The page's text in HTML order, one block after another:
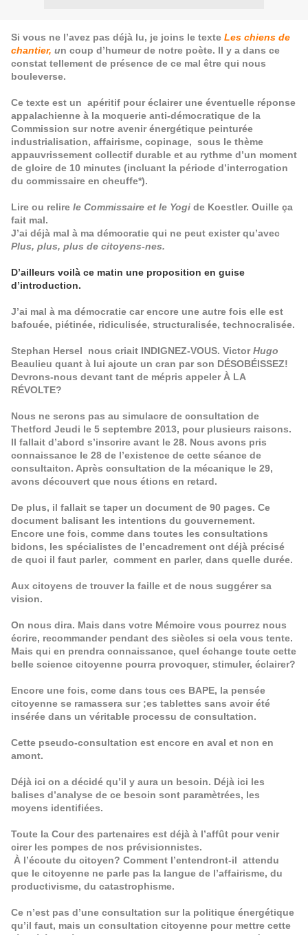
Si vous ne l’avez pas déjà lu, je joins le texte Les chiens de
chantier, un coup d’humeur de notre poète. Il y a dans ce
constat tellement de présence de ce mal être qui nous
bouleverse.
Ce texte est un apéritif pour éclairer une éventuelle réponse
appalachienne à la moquerie anti-démocratique de la
Commission sur notre avenir énergétique peinturée
industrialisation, affairisme, copinage, sous le thème
appauvrissement collectif durable et au rythme d’un moment
de gloire de 10 minutes (incluant la période d’interrogation
du commissaire en cheuffe*).
Lire ou relire le Commissaire et le Yogi de Koestler. Ouille ça
fait mal.
J’ai déjà mal à ma démocratie qui ne peut exister qu’avec
Plus, plus, plus de citoyens-nes.
D’ailleurs voilà ce matin une proposition en guise
d’introduction.
J’ai mal à ma démocratie car encore une autre fois elle est
bafouée, piétinée, ridiculisée, structuralisée, technocralisée.
Stephan Hersel nous criait INDIGNEZ-VOUS. VictorHugo
Beaulieu quant à lui ajoute un cran par son DÉSOBÉISSEZ!
Devrons-nous devant tant de mépris appeler À LA
RÉVOLTE?
Nous ne serons pas au simulacre de consultation de
Thetford Jeudi le 5 septembre 2013, pour plusieurs raisons.
Il fallait d’abord s’inscrire avant le 28. Nous avons pris
connaissance le 28 de l’existence de cette séance de
consultaiton. Après consultation de la mécanique le 29,
avons découvert que nous étions en retard.
De plus, il fallait se taper un document de 90 pages. Ce
document balisant les intentions du gouvernement.
Encore une fois, comme dans toutes les consultations
bidons, les spécialistes de l’encadrement ont déjà précisé
de quoi il faut parler, comment en parler, dans quelle durée.
Aux citoyens de trouver la faille et de nous suggérer sa
vision.
On nous dira. Mais dans votre Mémoire vous pourrez nous
écrire, recommander pendant des siècles si cela vous tente.
Mais qui en prendra connaissance, quel échange toute cette
belle science citoyenne pourra provoquer, stimuler, éclairer?
Encore une fois, come dans tous ces BAPE, la pensée
citoyenne se ramassera sur ;es tablettes sans avoir été
insérée dans un véritable processu de consultation.
Cette pseudo-consultation est encore en aval et non en
amont.
Déjà ici on a décidé qu’il y aura un besoin. Déjà ici les
balises d’analyse de ce besoin sont paramètrées, les
moyens identifiées.
Toute la Cour des partenaires est déjà à l’affût pour venir
cirer les pompes de nos prévisionnistes.
À l’écoute du citoyen? Comment l’entendront-il attendu
que le citoyenne ne parle pas la langue de l’affairisme, du
productivisme, du catastrophisme.
Ce n’est pas d’une consultation sur la politique énergétique
qu’il faut, mais un consultation citoyenne pour mettre cette